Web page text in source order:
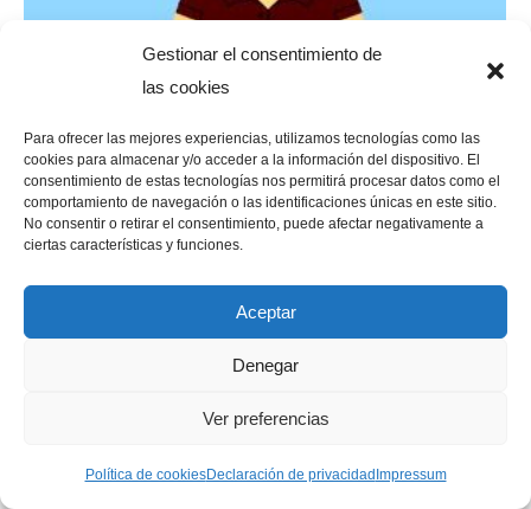
Gestionar el consentimiento de
las cookies
Para ofrecer las mejores experiencias, utilizamos tecnologías como las
cookies para almacenar y/o acceder a la información del dispositivo. El
consentimiento de estas tecnologías nos permitirá procesar datos como el
comportamiento de navegación o las identificaciones únicas en este sitio.
No consentir o retirar el consentimiento, puede afectar negativamente a
ciertas características y funciones.
Aceptar
Denegar
Ver preferencias
Política de cookiesDeclaración de privacidad Impressum
Crear una caricatura SP Studio
GESTIÓN DE PRESENCIA EN INTERNET,
HERRAMIENTAS PARA EL MARKETING ONLINE,
Porfranbravo.eu 15/06/2016
donde crear tu propia caricatura o avatar
Park con un monton de detalles y accesorios.